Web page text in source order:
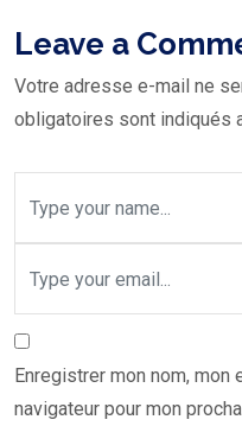
Leave a
Votre adresse e-mail ne
obligatoires sont indiqués
Enregistrer mon nom,
navigateur pour mon